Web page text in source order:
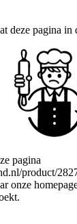
deze pagina in
pagina
product/
onze